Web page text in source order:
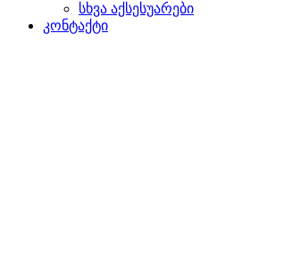
სხვა აქსესუარები
კონტაქტი